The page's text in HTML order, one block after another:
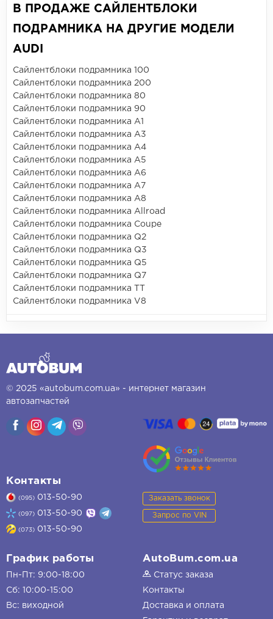
В ПРОДАЖЕ САЙЛЕНТБЛОКИ
ПОДРАМНИКА НА ДРУГИЕ МОДЕЛИ
AUDI
Сайлентблоки подрамника 100
Сайлентблоки подрамника 200
Сайлентблоки подрамника 80
Сайлентблоки подрамника 90
Сайлентблоки подрамника A1
Сайлентблоки подрамника A3
Сайлентблоки подрамника A4
Сайлентблоки подрамника A5
Сайлентблоки подрамника A6
Сайлентблоки подрамника A7
Сайлентблоки подрамника A8
Сайлентблоки подрамника Allroad
Сайлентблоки подрамника Coupe
Сайлентблоки подрамника Q2
Сайлентблоки подрамника Q3
Сайлентблоки подрамника Q5
Сайлентблоки подрамника Q7
Сайлентблоки подрамника TT
Сайлентблоки подрамника V8
© 2025 «autobum.com.ua» - интернет магазин
автозапчастей
Контакты
(095) 013-50-90
(097) 013-50-90
(073) 013-50-90
Заказать звонок
Запрос по VIN
График работы
Пн-Пт: 9:00-18:00
Сб: 10:00-15:00
Вс: виходной
AutoBum.com.ua
Статус заказа
Контакты
Доставка и оплата